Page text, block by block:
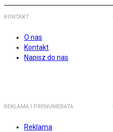
KONTAKT
O nas
Kontakt
Napisz do nas
REKLAMA I PRENUMERATA
Reklama